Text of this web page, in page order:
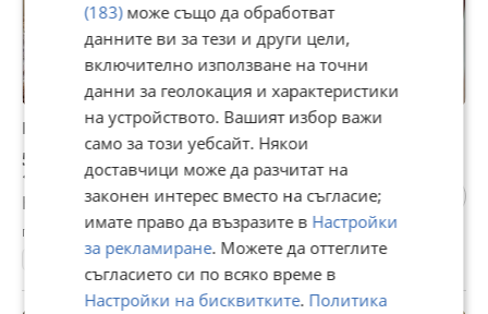
Продава 1-СТАЕН, гр. Несебър, област Бургас
58 900 €
115 198,39 лв
Не се начислява ДДС
гр. Несебър, Бургас, 05 август
ет. 3 2010 1-стаен Тухла
(183)може също да обработват
данните ви за тези и други цели,
включително използване на точни
данни за геолокация и характеристики
на устройството. Вашият избор важи
само за този уебсайт. Някои
доставчици може да разчитат на
законен интерес вместо на съгласие;
имате право да възразите в Настройки
за рекламиране. Можете да оттеглите
съгласието си по всяко време в
Настройки на бисквитките. Политика